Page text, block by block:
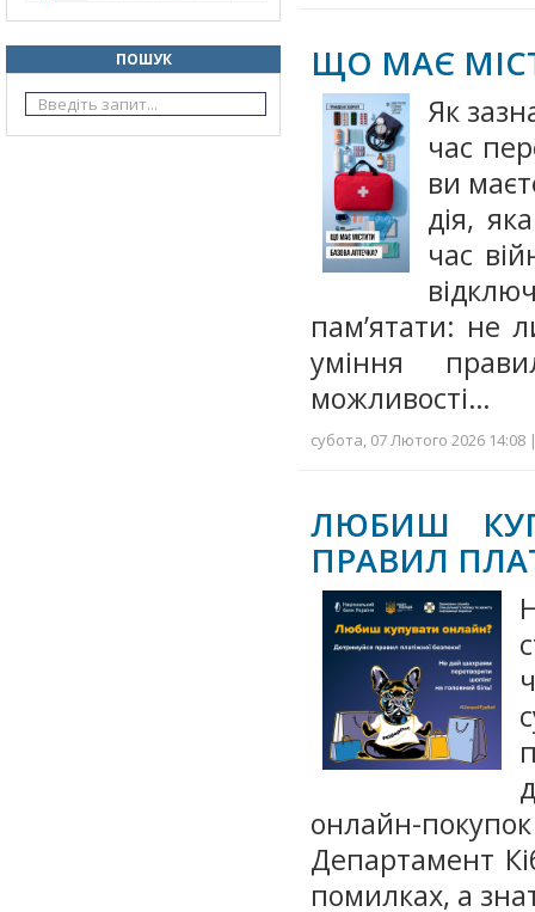
ПОШУК ЩО МАЄ
Як
час
ви
дія,
час
пам’ятати: не
уміння
можливості…
субота, 07 Лютого 2026 14:08
ЛЮБИШ
ПРАВИЛ
онлайн-
Департамент
помилках, а